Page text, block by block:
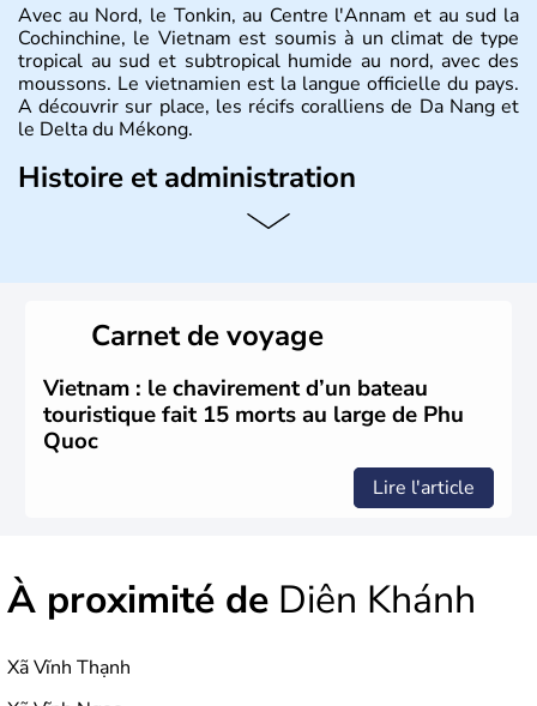
Avec au Nord, le Tonkin, au Centre l'Annam et au sud la
Cochinchine, le Vietnam est soumis à un climat de type
tropical au sud et subtropical humide au nord, avec des
moussons. Le vietnamien est la langue officielle du pays.
A découvrir sur place, les récifs coralliens de Da Nang et
le Delta du Mékong.
Histoire et administration
Pays d'Asie du Sud-Est situé sur l'est de la péninsule
nom récent de l'ancienne Saïgon.
Carnet de voyage
Vietnam : le chavirement d’un bateau
touristique fait 15 morts au large de Phu
Quoc
Lire l'article
À proximité de Diên Khánh
Xã Vĩnh Thạnh